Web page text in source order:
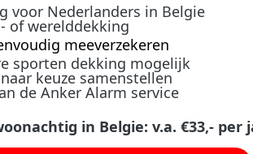
voor Nederlanders in Belgie
of werelddekking
meeverzekeren
sporten dekking mogelijk
keuze samenstellen
de Anker Alarm service
in Belgie: v.a. €33,- per